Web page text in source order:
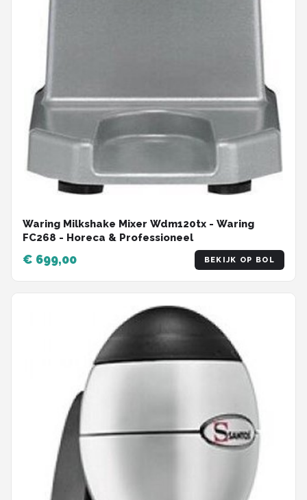
Waring Milkshake Mixer Wdm120tx - Waring
FC268 - Horeca & Professioneel
€ 699,00 BEKIJK OP BOL